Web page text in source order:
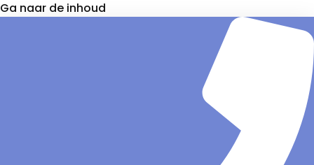
Ga naar de inhoud